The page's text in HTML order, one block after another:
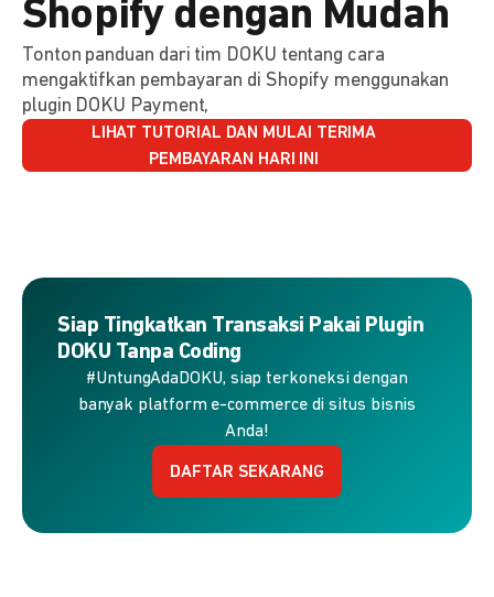
Shopify dengan Mudah
Tonton panduan dari tim DOKU tentang cara
mengaktifkan pembayaran di Shopify menggunakan
plugin DOKU Payment,
LIHAT TUTORIAL DAN MULAI TERIMA
PEMBAYARAN HARI INI
Siap Tingkatkan Transaksi Pakai Plugin
DOKU Tanpa Coding
#UntungAdaDOKU, siap terkoneksi dengan
banyak platform e-commerce di situs bisnis
Anda!
DAFTAR SEKARANG